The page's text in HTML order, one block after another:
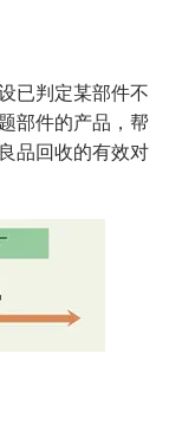
已判定某部件不
部件的产品，帮
品回收的有效对